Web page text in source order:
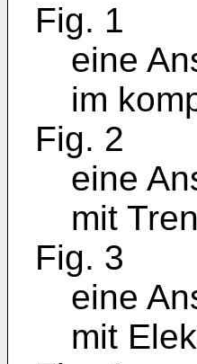
Fig. 1
eine
im
Fig. 2
eine
mit
Fig. 3
eine
mit